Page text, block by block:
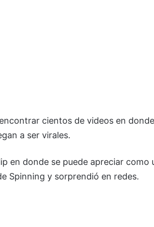
cientos de videos en
a ser virales.
en donde se puede apreciar como
Spinning y sorprendió en redes.